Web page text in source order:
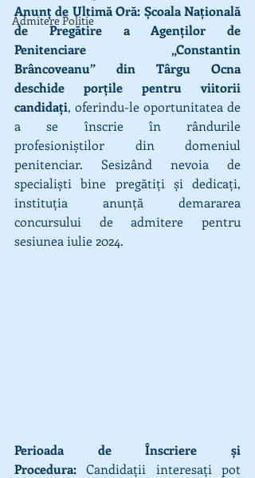
Admitere Politie
Anunț de Ultimă Oră: Școala Națională
de Pregătire a Agenților de
Penitenciare „Constantin
Brâncoveanu” din Târgu Ocna
deschide porțile pentru viitorii
candidați, oferindu-le oportunitatea de
a se înscrie în rândurile
profesioniștilor din domeniul
penitenciar. Sesizând nevoia de
specialiști bine pregătiți și dedicați,
instituția anunță demararea
concursului de admitere pentru
sesiunea iulie 2024.
Perioada de Înscriere și
Procedura: Candidații interesați pot